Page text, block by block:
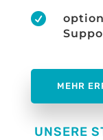

MEHR
UNSERE